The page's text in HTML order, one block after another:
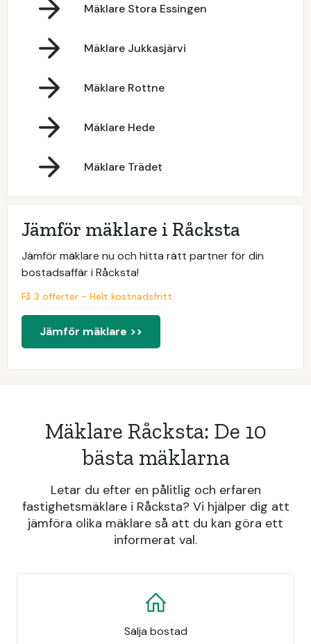
Mäklare Stora Essingen
Mäklare Jukkasjärvi
Mäklare Rottne
Mäklare Hede
Mäklare Trädet
Jämför mäklare i Råcksta
Jämför mäklare nu och hitta rätt partner för din
bostadsaffär i Råcksta!
Få 3 offerter - Helt kostnadsfritt
Jämför mäklare >>
Mäklare Råcksta: De 10
bästa mäklarna
Letar du efter en pålitlig och erfaren
fastighetsmäklare i Råcksta? Vi hjälper dig att
jämföra olika mäklare så att du kan göra ett
informerat val.
Sälja bostad